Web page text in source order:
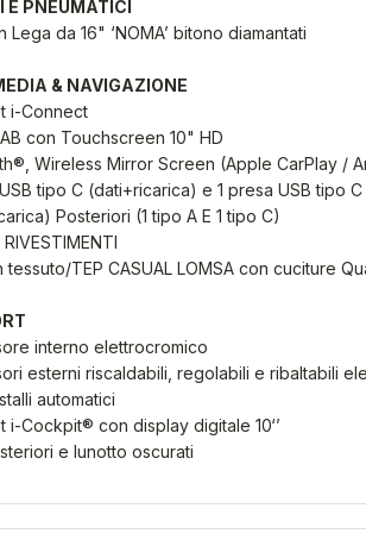
E PNEUMATICI
Lega da 16" ‘NOMA’ bitono diamantati
& NAVIGAZIONE
i-Connect
con Touchscreen 10" HD
Wireless Mirror Screen (Apple CarPlay /
tipo C (dati+ricarica) e 1 presa USB tipo
Posteriori (1 tipo A E 1 tipo C)
RIVESTIMENTI
tessuto/TEP CASUAL LOMSA con cuciture
interno elettrocromico
esterni riscaldabili, regolabili e ribaltabili
automatici
i-Cockpit® con display digitale 10‘’
e lunotto oscurati